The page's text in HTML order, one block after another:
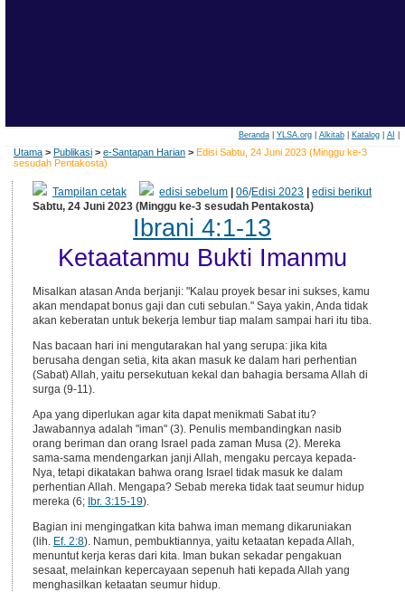
Beranda| YLSA.org| Alkitab| Katalog| AI
Utama > Publikasi > e-Santapan Harian > Edisi Sabtu, 24 Juni 2023 (Minggu ke-3
sesudah Pentakosta)
Tampilan cetak edisi sebelum |06/Edisi 2023 |edisi berikut
Sabtu, 24 Juni 2023 (Minggu ke-3 sesudah Pentakosta)
Ibrani 4:1-13
Ketaatanmu Bukti Imanmu
Misalkan atasan Anda berjanji: "Kalau proyek besar ini sukses, kamu
akan mendapat bonus gaji dan cuti sebulan." Saya yakin, Anda tidak
akan keberatan untuk bekerja lembur tiap malam sampai hari itu tiba.
Nas bacaan hari ini mengutarakan hal yang serupa: jika kita
berusaha dengan setia, kita akan masuk ke dalam hari perhentian
(Sabat) Allah, yaitu persekutuan kekal dan bahagia bersama Allah di
surga (9-11).
Apa yang diperlukan agar kita dapat menikmati Sabat itu?
Jawabannya adalah "iman" (3). Penulis membandingkan nasib
orang beriman dan orang Israel pada zaman Musa (2). Mereka
sama-sama mendengarkan janji Allah, mengaku percaya kepada-
Nya, tetapi dikatakan bahwa orang Israel tidak masuk ke dalam
perhentian Allah. Mengapa? Sebab mereka tidak taat seumur hidup
mereka (6; Ibr. 3:15-19).
Bagian ini mengingatkan kita bahwa iman memang dikaruniakan
(lih. Ef. 2:8). Namun, pembuktiannya, yaitu ketaatan kepada Allah,
menuntut kerja keras dari kita. Iman bukan sekadar pengakuan
sesaat, melainkan kepercayaan sepenuh hati kepada Allah yang
menghasilkan ketaatan seumur hidup.